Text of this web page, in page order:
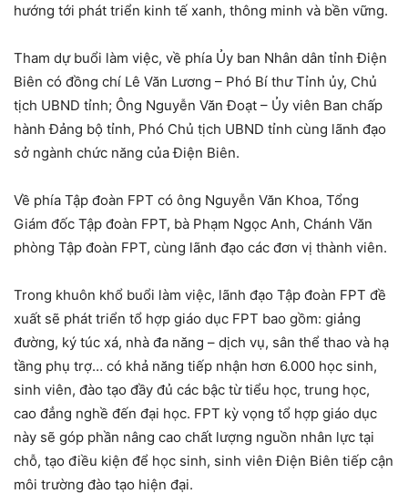
hướng tới phát triển kinh tế xanh, thông minh và bền vững.
Tham dự buổi làm việc, về phía Ủy ban Nhân dân tỉnh Điện
Biên có đồng chí Lê Văn Lương – Phó Bí thư Tỉnh ủy, Chủ
tịch UBND tỉnh; Ông Nguyễn Văn Đoạt – Ủy viên Ban chấp
hành Đảng bộ tỉnh, Phó Chủ tịch UBND tỉnh cùng lãnh đạo
sở ngành chức năng của Điện Biên.
Về phía Tập đoàn FPT có ông Nguyễn Văn Khoa, Tổng
Giám đốc Tập đoàn FPT, bà Phạm Ngọc Anh, Chánh Văn
phòng Tập đoàn FPT, cùng lãnh đạo các đơn vị thành viên.
Trong khuôn khổ buổi làm việc, lãnh đạo Tập đoàn FPT đề
xuất sẽ phát triển tổ hợp giáo dục FPT bao gồm: giảng
đường, ký túc xá, nhà đa năng – dịch vụ, sân thể thao và hạ
tầng phụ trợ… có khả năng tiếp nhận hơn 6.000 học sinh,
sinh viên, đào tạo đầy đủ các bậc từ tiểu học, trung học,
cao đẳng nghề đến đại học. FPT kỳ vọng tổ hợp giáo dục
này sẽ góp phần nâng cao chất lượng nguồn nhân lực tại
chỗ, tạo điều kiện để học sinh, sinh viên Điện Biên tiếp cận
môi trường đào tạo hiện đại.